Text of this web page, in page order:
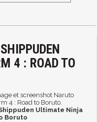
4 : ROAD TO
et screenshot Naruto
4 : Road to Boruto.
Ultimate Ninja
Boruto